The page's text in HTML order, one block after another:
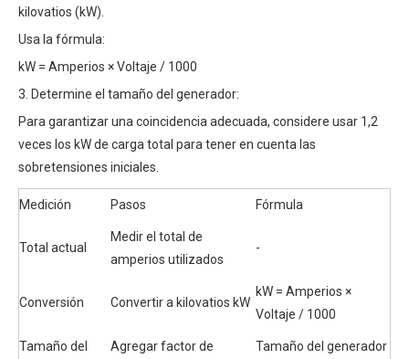
kilovatios (kW).
Usa la fórmula:
kW = Amperios × Voltaje / 1000
3. Determine el tamaño del generador:
Para garantizar una coincidencia adecuada, considere usar 1,2
veces los kW de carga total para tener en cuenta las
sobretensiones iniciales.
Medición Pasos Fórmula
Total actual
Medir el total de
amperios utilizados
-
Conversión Convertir a kilovatios kW
kW = Amperios ×
Voltaje / 1000
Tamaño del
Agregar factor de
Tamaño del generador